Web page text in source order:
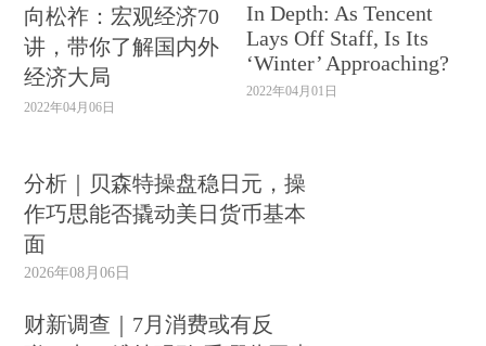
向松祚：宏观经济70
讲，带你了解国内外
经济大局
2022年04月06日
In Depth: As Tencent
Lays Off Staff, Is Its
‘Winter’ Approaching?
2022年04月01日
分析｜贝森特操盘稳日元，操
作巧思能否撬动美日货币基本
面
2026年08月06日
财新调查｜7月消费或有反